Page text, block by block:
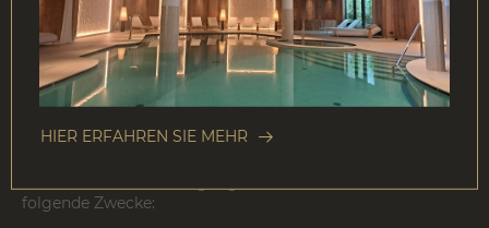
auf die Schaltfläche Hilfe (durch ein Fragezeichen
gekennzeichnet)
Detaillierte Informationen dazu finden Sie unter:
https://support.apple.com/kb/PH5042?locale=en_US
Zweck der Verarbeitung
folgende Zwecke:
HIER ERFAHREN SIE MEHR